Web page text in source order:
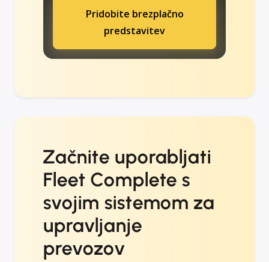
Pridobite brezplačno
predstavitev
Začnite uporabljati
Fleet Complete s
svojim sistemom za
upravljanje
prevozov